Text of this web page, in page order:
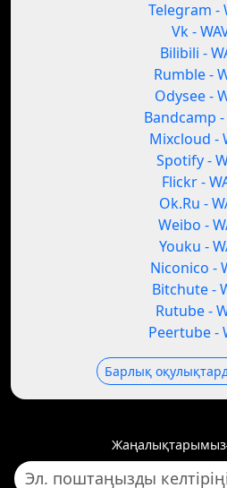
Telegram -
Vk -
Bilibili -
Rumble -
Odysee -
Bandcamp -
Mixcloud -
Spotify -
Flickr -
Ok.Ru -
Weibo -
Youku -
Niconico -
Bitchute -
Rutube -
Peertube -
Барлық